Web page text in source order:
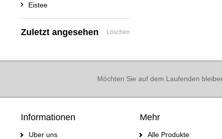
Eistee
Zuletzt angesehen Löschen
Möchten Sie auf dem Laufenden
Informationen
Uber uns
Mehr
Alle Produkte